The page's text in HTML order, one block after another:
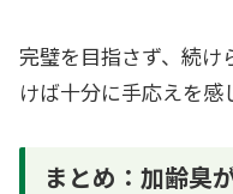
完璧を目指さず、続け
けば十分に手応えを感
まとめ：加齢臭